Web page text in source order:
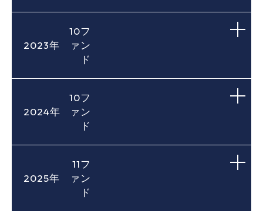
4号
①ディープテック
⑦シード・プレシード
2号
⑦シード・プレシード
④産学連携
3号
⑥オープンイノベーション
3号
⑥オープンイノベーション
GREEN
初号
①ディープテック
⑦シード・プレシード
⑧クライメートテック
3号
2号
①ディープテック
⑥オープンイノベーション
2号
⑦シード・プレシード
7/7S号
①ディープテック
⑩Go Global
5号
①ディープテック
⑦シード・プレシード
2023年
10フ
ァン
ド
5号
⑥オープンイノベーション
⑩Go Global
3号 リアップ
①ディープテック
④産学連携
⑦シード・プレシード
初号
2024年
10フ
ァン
ド
3号
①ディープテック
⑥オープンイノベーション
5号(Cayman)
2025年
11フ
ァン
ド